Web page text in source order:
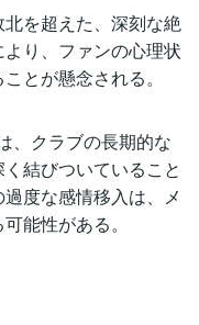
を超えた、深刻な絶
り、ファンの心理状
とが懸念される。
、クラブの長期的な
結びついていること
度な感情移入は、メ
能性がある。